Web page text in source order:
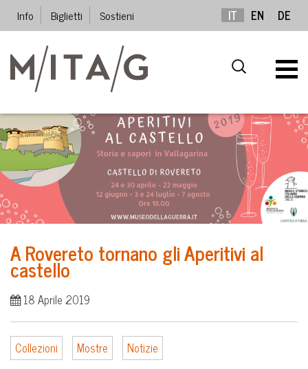
Info Biglietti Sostieni IT EN DE
A Rovereto tornano gli Aperitivi al
castello
18 Aprile 2019
Collezioni Mostre Notizie